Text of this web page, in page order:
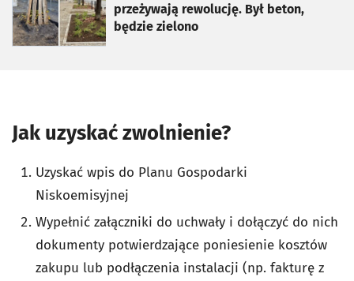
przeżywają rewolucję. Był beton,
będzie zielono
Jak uzyskać zwolnienie?
Uzyskać wpis do Planu Gospodarki
Niskoemisyjnej
Wypełnić załączniki do uchwały i dołączyć do nich
dokumenty potwierdzające poniesienie kosztów
zakupu lub podłączenia instalacji (np. fakturę z